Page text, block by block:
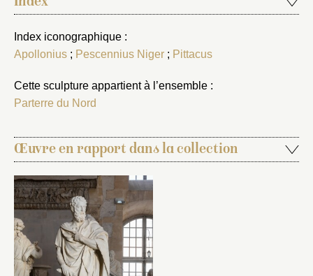
Index iconographique :
Apollonius ; Pescennius Niger ; Pittacus
Cette sculpture appartient à l’ensemble :
Parterre du Nord
Œuvre en rapport dans la collection